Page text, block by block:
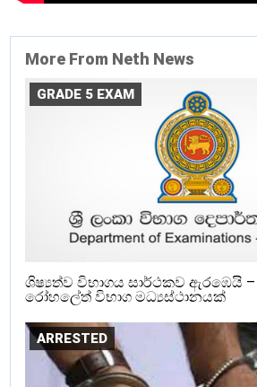
More From Neth News
GRADE 5 EXAM
ශිෂ්‍යත්ව විභාගය සාර්ථකව ඇරඹෙයි
රෝහලේත් විභාග මධ්‍යස්ථානයක්
ARRESTED